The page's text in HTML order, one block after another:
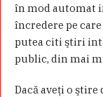
în mod automat
încredere pe
putea citi ştiri
public, din mai
Dacă aveţi o